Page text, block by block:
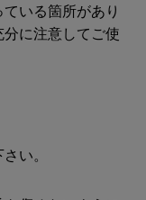
いる箇所があり
に注意してご使
い。